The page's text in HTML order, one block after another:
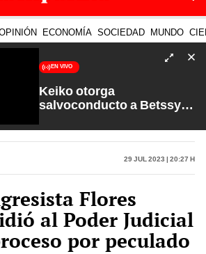
ECONOMÍA SOCIEDAD MUNDO
EN VIVO
Keiko otorga
salvoconducto a Betssy
Petroperú | Sin Guion con
Rosa María Palacios
29 Jul 2023 | 20:27 h
Flores
al Poder Judicial
por peculado